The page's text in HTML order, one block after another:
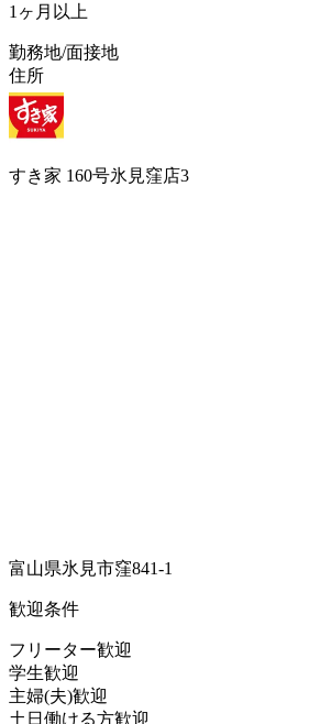
1ヶ月以上
勤務地/面接地
住所
すき家 160号氷見窪店3
富山県氷見市窪841-1
歓迎条件
フリーター歓迎
学生歓迎
主婦(夫)歓迎
土日働ける方歓迎